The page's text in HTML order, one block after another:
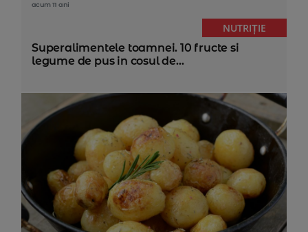
acum 11 ani
NUTRIȚIE
Superalimentele toamnei. 10 fructe si
legume de pus in cosul de...